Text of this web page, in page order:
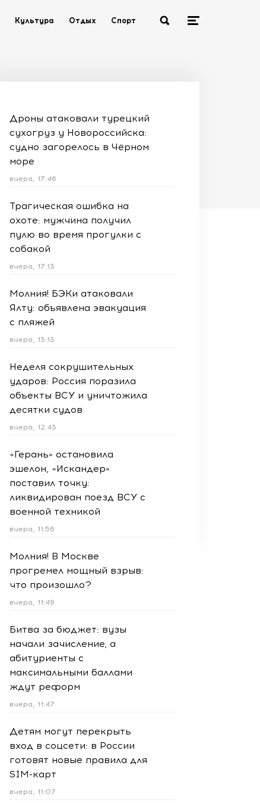
Культура Отдых Спорт
Дроны атаковали турецкий
сухогруз у Новороссийска:
судно загорелось в Чёрном
море
вчера, 17:46
Трагическая ошибка на
охоте: мужчина получил
пулю во время прогулки с
собакой
вчера, 17:13
Молния! БЭКи атаковали
Ялту: объявлена эвакуация
с пляжей
вчера, 13:13
Неделя сокрушительных
ударов: Россия поразила
объекты ВСУ и уничтожила
десятки судов
вчера, 12:43
«Герань» остановила
эшелон, «Искандер»
поставил точку:
ликвидирован поезд ВСУ с
военной техникой
вчера, 11:56
Молния! В Москве
прогремел мощный взрыв:
что произошло?
вчера, 11:49
Битва за бюджет: вузы
начали зачисление, а
абитуриенты с
максимальными баллами
ждут реформ
вчера, 11:47
Детям могут перекрыть
вход в соцсети: в России
готовят новые правила для
SIM-карт
вчера, 11:07